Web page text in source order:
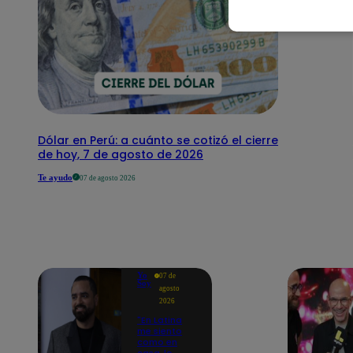
Dólar en Perú: a cuánto se cotizó el cierre
de hoy, 7 de agosto de 2026
Te ayudo 07 de agosto 2026
Yo
Soy
07 de
agosto
2026
"En Latina
me siento
como en